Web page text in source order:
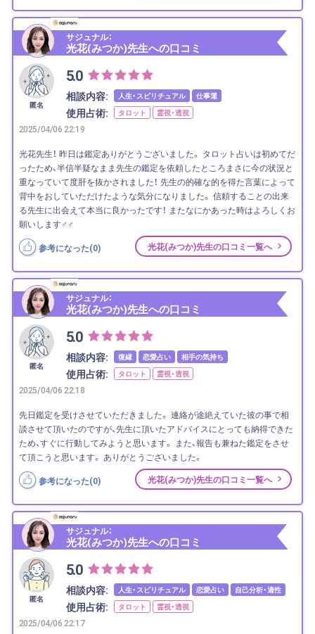
サジュナル：
光花(みつか)先生への口コミ
匿名
5.0
相談内容: 人生・スピリチュアル 仕事運
使用占術: タロット 霊視・透視
2025/04/06 22:19
光花先生！ 昨日は鑑定ありがとうございました。 タロット占いは初めてだ
ったため、半信半疑なまま先生の鑑定を依頼したところまさに今の状況と
重なっていて度肝を抜かされました！ 先生の的確な的を得た言葉によって
背中をおしていただけたような気分になりました。 信頼することの出来
る先生に出会えて本当に良かったです！ またなにかあった時はよろしくお
願いします‍♂️‍♂️
参考になった(0) 光花(みつか)先生の口コミ一覧へ
サジュナル：
光花(みつか)先生への口コミ
匿名
5.0
相談内容: 復縁 恋愛占い 相手の気持ち
使用占術: タロット 霊視・透視
2025/04/06 22:18
先日鑑定を受けさせていただきました。 連絡が途絶えていた彼の事で相
談させて頂いたのですが、先生に頂いたアドバイスにとっても納得できた
ため、すぐに行動してみようと思います。 また、報告も兼ねた鑑定をさせ
て頂こうと思います。 ありがとうございました。
参考になった(0) 光花(みつか)先生の口コミ一覧へ
サジュナル：
光花(みつか)先生への口コミ
匿名
5.0
相談内容: 人生・スピリチュアル 恋愛占い 自己分析・適性
使用占術: タロット 霊視・透視
2025/04/06 22:17